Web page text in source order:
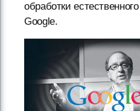
обработки
Google.